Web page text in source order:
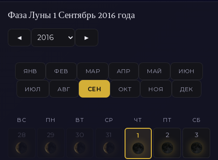
Фаза Луны 1 Сентябрь 2016 года
◄ ►
ЯНВ ФЕВ МАР АПР МАЙ ИЮН
ИЮЛ АВГ СЕН ОКТ НОЯ ДЕК
ВС ПН ВТ СР ЧТ ПТ СБ
28 29 30 31 1 2 3